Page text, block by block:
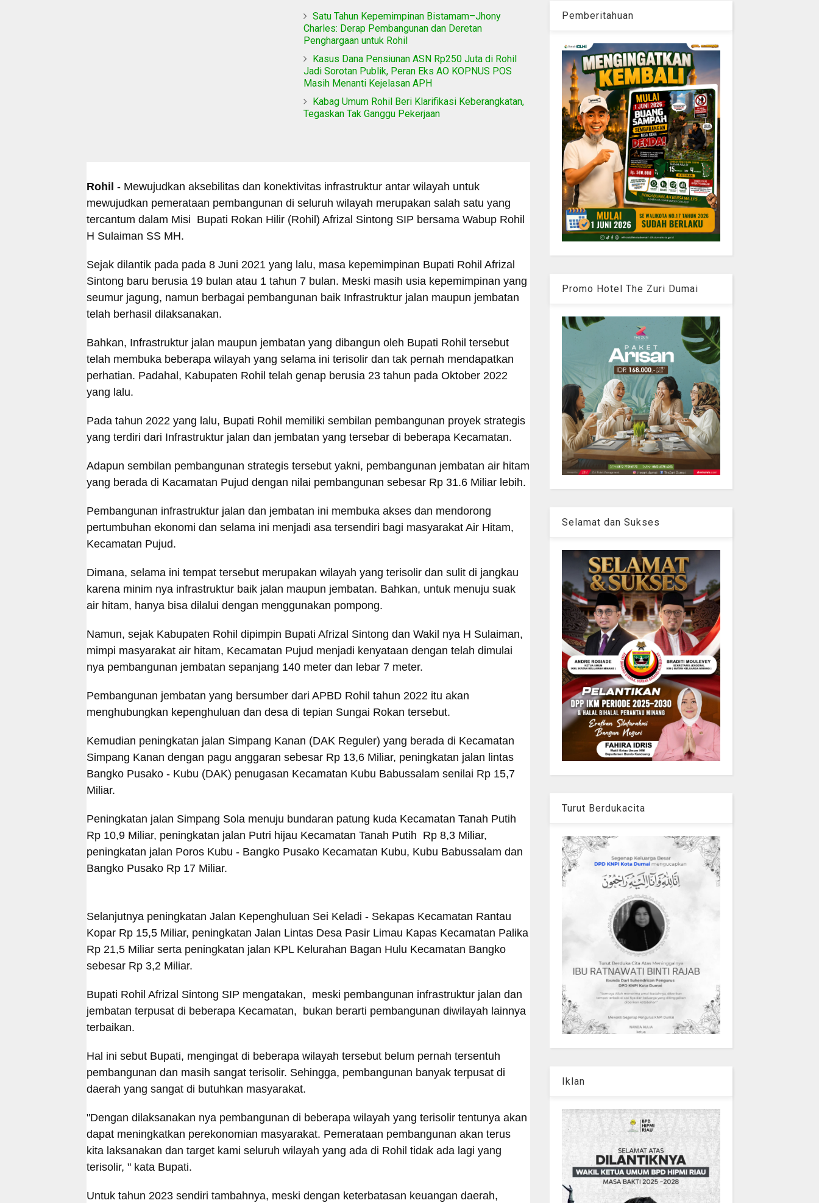
Satu Tahun Kepemimpinan Bistamam–Jhony
Charles: Derap Pembangunan dan Deretan
Penghargaan untuk Rohil
Kasus Dana Pensiunan ASN Rp250 Juta di Rohil
Jadi Sorotan Publik, Peran Eks AO KOPNUS POS
Masih Menanti Kejelasan APH
Kabag Umum Rohil Beri Klarifikasi Keberangkatan,
Tegaskan Tak Ganggu Pekerjaan
Rohil - Mewujudkan aksebilitas dan konektivitas infrastruktur antar wilayah untuk
mewujudkan pemerataan pembangunan di seluruh wilayah merupakan salah satu yang
tercantum dalam Misi Bupati Rokan Hilir (Rohil) Afrizal Sintong SIP bersama Wabup Rohil
H Sulaiman SS MH.
Sejak dilantik pada pada 8 Juni 2021 yang lalu, masa kepemimpinan Bupati Rohil Afrizal
Sintong baru berusia 19 bulan atau 1 tahun 7 bulan. Meski masih usia kepemimpinan yang
seumur jagung, namun berbagai pembangunan baik Infrastruktur jalan maupun jembatan
telah berhasil dilaksanakan.
Bahkan, Infrastruktur jalan maupun jembatan yang dibangun oleh Bupati Rohil tersebut
telah membuka beberapa wilayah yang selama ini terisolir dan tak pernah mendapatkan
perhatian. Padahal, Kabupaten Rohil telah genap berusia 23 tahun pada Oktober 2022
yang lalu.
Pada tahun 2022 yang lalu, Bupati Rohil memiliki sembilan pembangunan proyek strategis
yang terdiri dari Infrastruktur jalan dan jembatan yang tersebar di beberapa Kecamatan.
Adapun sembilan pembangunan strategis tersebut yakni, pembangunan jembatan air hitam
yang berada di Kacamatan Pujud dengan nilai pembangunan sebesar Rp 31.6 Miliar lebih.
Pembangunan infrastruktur jalan dan jembatan ini membuka akses dan mendorong
pertumbuhan ekonomi dan selama ini menjadi asa tersendiri bagi masyarakat Air Hitam,
Kecamatan Pujud.
Dimana, selama ini tempat tersebut merupakan wilayah yang terisolir dan sulit di jangkau
karena minim nya infrastruktur baik jalan maupun jembatan. Bahkan, untuk menuju suak
air hitam, hanya bisa dilalui dengan menggunakan pompong.
Namun, sejak Kabupaten Rohil dipimpin Bupati Afrizal Sintong dan Wakil nya H Sulaiman,
mimpi masyarakat air hitam, Kecamatan Pujud menjadi kenyataan dengan telah dimulai
nya pembangunan jembatan sepanjang 140 meter dan lebar 7 meter.
Pembangunan jembatan yang bersumber dari APBD Rohil tahun 2022 itu akan
menghubungkan kepenghuluan dan desa di tepian Sungai Rokan tersebut.
Kemudian peningkatan jalan Simpang Kanan (DAK Reguler) yang berada di Kecamatan
Simpang Kanan dengan pagu anggaran sebesar Rp 13,6 Miliar, peningkatan jalan lintas
Bangko Pusako - Kubu (DAK) penugasan Kecamatan Kubu Babussalam senilai Rp 15,7
Miliar.
Peningkatan jalan Simpang Sola menuju bundaran patung kuda Kecamatan Tanah Putih
Rp 10,9 Miliar, peningkatan jalan Putri hijau Kecamatan Tanah Putih Rp 8,3 Miliar,
peningkatan jalan Poros Kubu - Bangko Pusako Kecamatan Kubu, Kubu Babussalam dan
Bangko Pusako Rp 17 Miliar.
Selanjutnya peningkatan Jalan Kepenghuluan Sei Keladi - Sekapas Kecamatan Rantau
Kopar Rp 15,5 Miliar, peningkatan Jalan Lintas Desa Pasir Limau Kapas Kecamatan Palika
Rp 21,5 Miliar serta peningkatan jalan KPL Kelurahan Bagan Hulu Kecamatan Bangko
sebesar Rp 3,2 Miliar.
Bupati Rohil Afrizal Sintong SIP mengatakan, meski pembangunan infrastruktur jalan dan
jembatan terpusat di beberapa Kecamatan, bukan berarti pembangunan diwilayah lainnya
terbaikan.
Hal ini sebut Bupati, mengingat di beberapa wilayah tersebut belum pernah tersentuh
pembangunan dan masih sangat terisolir. Sehingga, pembangunan banyak terpusat di
daerah yang sangat di butuhkan masyarakat.
"Dengan dilaksanakan nya pembangunan di beberapa wilayah yang terisolir tentunya akan
dapat meningkatkan perekonomian masyarakat. Pemerataan pembangunan akan terus
kita laksanakan dan target kami seluruh wilayah yang ada di Rohil tidak ada lagi yang
terisolir, " kata Bupati.
Untuk tahun 2023 sendiri tambahnya, meski dengan keterbatasan keuangan daerah,
Pemberitahuan
Promo Hotel The Zuri Dumai
Selamat dan Sukses
Turut Berdukacita
Iklan